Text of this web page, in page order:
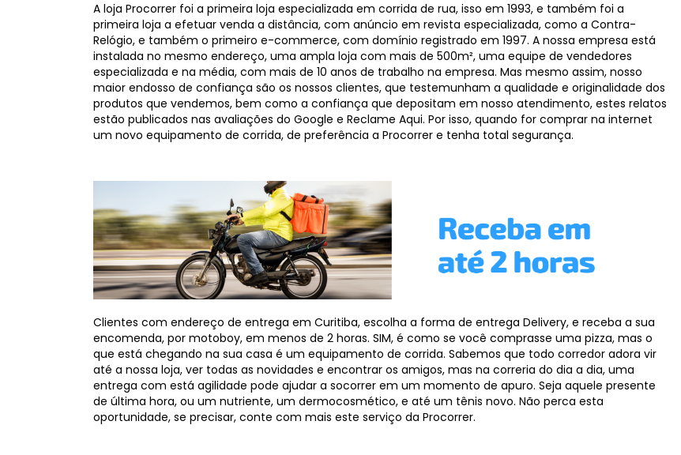
A loja Procorrer foi a primeira loja especializada em corrida de rua, isso em 1993, e também foi a
primeira loja a efetuar venda a distância, com anúncio em revista especializada, como a Contra-
Relógio, e também o primeiro e-commerce, com domínio registrado em 1997. A nossa empresa est
instalada no mesmo endereço, uma ampla loja com mais de 500m², uma equipe de vendedores
especializada e na média, com mais de 10 anos de trabalho na empresa. Mas mesmo assim, nosso
maior endosso de confiança são os nossos clientes, que testemunham a qualidade e originalidade dos
produtos que vendemos, bem como a confiança que depositam em nosso atendimento, estes relatos
estão publicados nas avaliações do Google e Reclame Aqui. Por isso, quando for comprar na internet
um novo equipamento de corrida, de preferência a Procorrer e tenha total segurança.
Clientes com endereço de entrega em Curitiba, escolha a forma de entrega Delivery, e receba a sua
encomenda, por motoboy, em menos de 2 horas. SIM, é como se você comprasse uma pizza, mas o
que está chegando na sua casa é um equipamento de corrida. Sabemos que todo corredor adora vir
até a nossa loja, ver todas as novidades e encontrar os amigos, mas na correria do dia a dia, uma
entrega com está agilidade pode ajudar a socorrer em um momento de apuro. Seja aquele presente
de última hora, ou um nutriente, um dermocosmético, e até um tênis novo. Não perca esta
oportunidade, se precisar, conte com mais este serviço da Procorrer.